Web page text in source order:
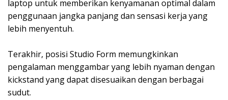
laptop untuk memberikan kenyamanan optimal dalam
penggunaan jangka panjang dan sensasi kerja yang
lebih menyentuh.
Terakhir, posisi Studio Form memungkinkan
pengalaman menggambar yang lebih nyaman dengan
kickstand yang dapat disesuaikan dengan berbagai
sudut.